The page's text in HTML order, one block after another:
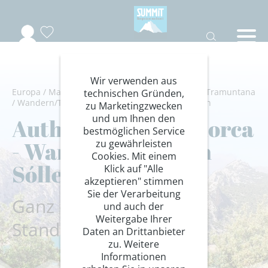
Europa / Mallorca-Spanien/Mallorca/Serra de Tramuntana
/ Wandern/Trekking/ Insel- /Küstenwanderungen
Authentisches Mallorca
- Wandern rund um
Sóller
Ganz entspannt mit
Standorthotel
Wir verwenden aus
technischen Gründen,
zu Marketingzwecken
und um Ihnen den
bestmöglichen Service
zu gewährleisten
Cookies. Mit einem
Klick auf "Alle
akzeptieren" stimmen
Sie der Verarbeitung
und auch der
Weitergabe Ihrer
Daten an Drittanbieter
zu. Weitere
Informationen